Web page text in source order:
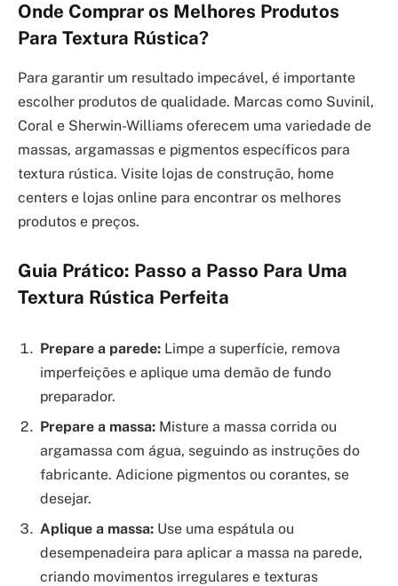
Onde Comprar os Melhores Produtos
Para Textura Rústica?
Para garantir um resultado impecável, é importante
escolher produtos de qualidade. Marcas como Suvinil,
Coral e Sherwin-Williams oferecem uma variedade de
massas, argamassas e pigmentos específicos para
textura rústica. Visite lojas de construção, home
centers e lojas online para encontrar os melhores
produtos e preços.
Guia Prático: Passo a Passo Para Uma
Textura Rústica Perfeita
Prepare a parede: Limpe a superfície, remova
imperfeições e aplique uma demão de fundo
preparador.
Prepare a massa: Misture a massa corrida ou
argamassa com água, seguindo as instruções do
fabricante. Adicione pigmentos ou corantes, se
desejar.
Aplique a massa: Use uma espátula ou
desempenadeira para aplicar a massa na parede,
criando movimentos irregulares e texturas